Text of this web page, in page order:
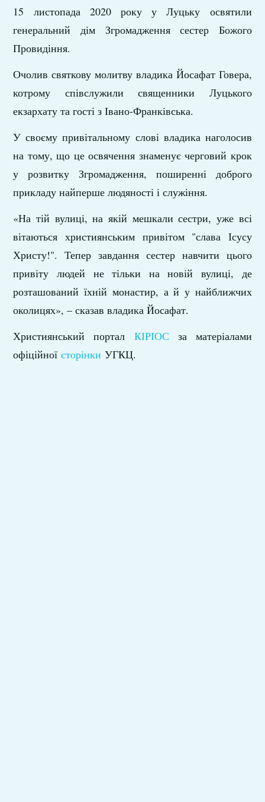
15 листопада 2020 року у Луцьку освятили
генеральний дім Згромадження сестер Божого
Провидіння.
Очолив святкову молитву владика Йосафат Говера,
котрому співслужили священники Луцького
екзархату та гості з Івано-Франківська.
У своєму привітальному слові владика наголосив
на тому, що це освячення знаменує черговий крок
у розвитку Згромадження, поширенні доброго
прикладу найперше людяності і служіння.
«На тій вулиці, на якій мешкали сестри, уже всі
вітаються християнським привітом "слава Ісусу
Христу!". Тепер завдання сестер навчити цього
привіту людей не тільки на новій вулиці, де
розташований їхній монастир, а й у найближчих
околицях», – сказав владика Йосафат.
Християнський портал КІРІОС за матеріалами
офіційноїсторінки УГКЦ.